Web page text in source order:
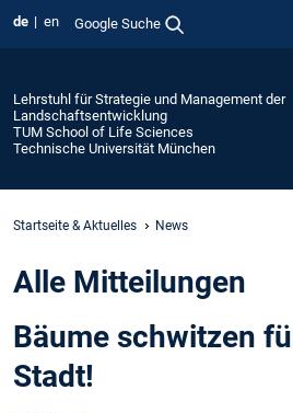
de en Google Suche
Lehrstuhl für Strategie und Management der
Landschaftsentwicklung
TUM School of Life Sciences
Technische Universität München
Startseite & Aktuelles News
Alle Mitteilungen
Bäume schwitzen
Stadt!